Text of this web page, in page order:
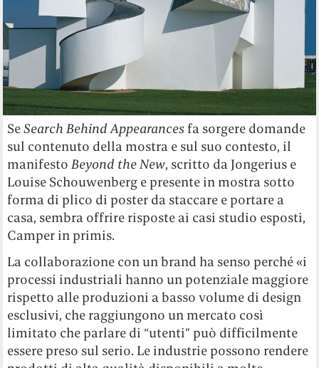
SeSearch Behind Appearancesfa sorgere domande
sul contenuto della mostra e sul suo contesto, il
manifestoBeyond the New, scritto da Jongerius e
Louise Schouwenberg e presente in mostra sotto
forma di plico di poster da staccare e portare a
casa, sembra offrire risposte ai casi studio esposti,
Camper in primis.
La collaborazione con un brand ha senso perché «i
processi industriali hanno un potenziale maggiore
rispetto alle produzioni a basso volume di design
esclusivi, che raggiungono un mercato così
limitato che parlare di “utenti” può difficilmente
essere preso sul serio. Le industrie possono rendere